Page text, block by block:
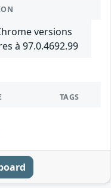
versions
à 97.0.4692.99
TAGS